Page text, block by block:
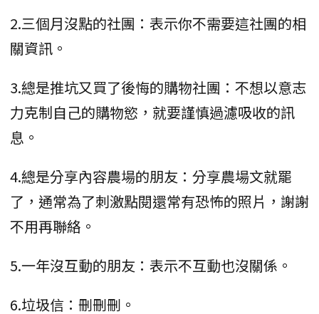
2.三個月沒點的社團：表示你不需要這社團的相
關資訊。
3.總是推坑又買了後悔的購物社團：不想以意志
力克制自己的購物慾，就要謹慎過濾吸收的訊
息。
4.總是分享內容農場的朋友：分享農場文就罷
了，通常為了刺激點閱還常有恐怖的照片，謝謝
不用再聯絡。
5.一年沒互動的朋友：表示不互動也沒關係。
6.垃圾信：刪刪刪。